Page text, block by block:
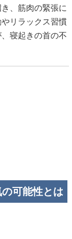
、筋肉の緊張に
リラックス習慣
寝起きの首の不
可能性とは